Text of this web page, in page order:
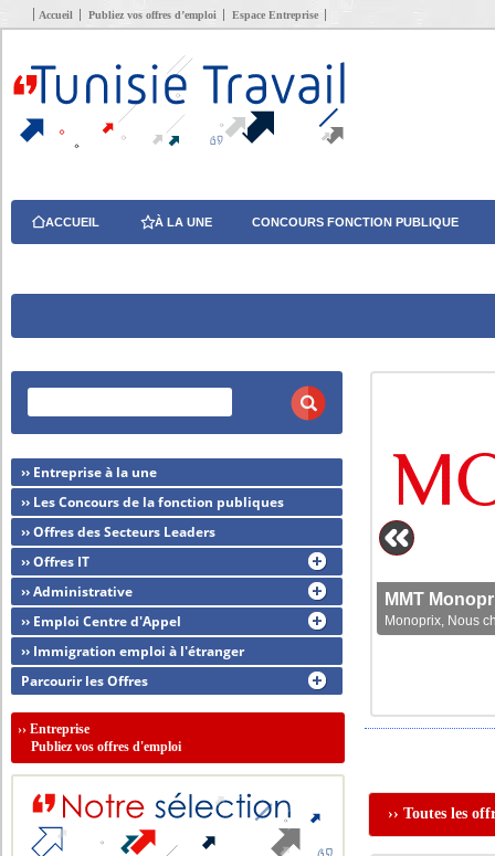
Accueil Publiez vos offres d’emploi Espace Entreprise
ACCUEIL À LA UNE CONCOURS FONCTION PUBLIQUE
MMT
Monoprix, Nous
›› Toutes les
›› Entreprise à la une
›› Les Concours de la fonction publiques
›› Offres des Secteurs Leaders
›› Offres IT
›› Administrative
›› Emploi Centre d'Appel
›› Immigration emploi à l'étranger
Parcourir les Offres
››Entreprise
Publiez vos offres d'emploi